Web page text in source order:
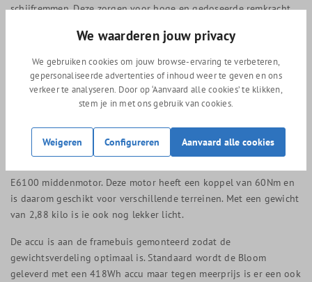
schijfremmen. Deze zorgen voor hoge en gedoseerde remkracht,
Dankzij de doordachte Enviolo traploze versnellingsnaaf hoef je
niet meer na te denken over de juiste versnelling. Je draait op
gevoel naar een fijne versnelling zonder tussenstapjes. Dankzij
de Enviolo naaf kun je namelijk volledig traploos naar hogere en
lagere versnellingen draaien.
E-bike Techniek
E6100 middenmotor. Deze motor heeft een koppel van 60Nm en
is daarom geschikt voor verschillende terreinen. Met een gewicht
van 2,88 kilo is ie ook nog lekker licht.
De accu is aan de framebuis gemonteerd zodat de
gewichtsverdeling optimaal is. Standaard wordt de Bloom
geleverd met een 418Wh accu maar tegen meerprijs is er een ook
We waarderen jouw privacy
We gebruiken cookies om jouw browse-ervaring te verbeteren,
gepersonaliseerde advertenties of inhoud weer te geven en ons
verkeer te analyseren. Door op ‘Aanvaard alle cookies’ te klikken,
stem je in met ons gebruik van cookies.
Weigeren Configureren Aanvaard alle cookies